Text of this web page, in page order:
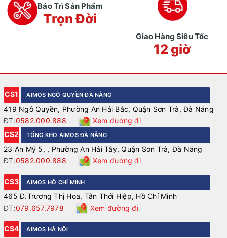
Bảo Trì Sản Phẩm
Trọn Đời
Giao Hàng Siêu Tốc
12 giờ
CS1 AIMOS NGÔ QUYỀN ĐÀ NẴNG
419 Ngô Quyền, Phường An Hải Bắc, Quận Sơn Trà, Đà Nẵng
ĐT:0582.000.888
Xem đường đi
CS2
TỔNG KHO AIMOS ĐÀ NẴNG
23 An Mỹ 5, , Phường An Hải Tây, Quận Sơn Trà, Đà Nẵng
ĐT:0582.000.888 Xem đường đi
CS3 AIMOS HỒ CHÍ MINH
465 Đ.Trương Thị Hoa, Tân Thới Hiệp, Hồ Chí Minh
ĐT:079.657.7978 Xem đường đi
CS4 AIMOS HÀ NỘI